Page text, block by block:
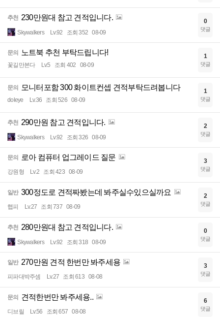
추천 230만원대 참고 견적입니다.
Skywalkers Lv.92 조회 352 08-09
0
댓글
문의 노트북 추천 부탁드립니다!
꽃길만본다 Lv.5 조회 402 08-09
1
댓글
문의 모니터포함 300 화이트컨셉 견적부탁드려봅니다
doleye Lv.36 조회 526 08-09
1
댓글
추천 290만원 참고 견적입니다.
Skywalkers Lv.92 조회 326 08-09
2
댓글
문의 로아 컴퓨터 업그레이드 질문
강원형 Lv.2 조회 423 08-09
3
댓글
일반 300정도로 견적짜봤는데 봐주실수있으실까요
햅피 Lv.27 조회 737 08-09
2
댓글
추천 280만원대 참고 견적입니다.
Skywalkers Lv.92 조회 318 08-09
0
댓글
일반 270만원 견적 한번만 봐주세용
피파대박주셈 Lv.27 조회 613 08-08
3
댓글
문의 견적한번만 봐주세용..
디브릴 Lv.56 조회 657 08-08
6
댓글